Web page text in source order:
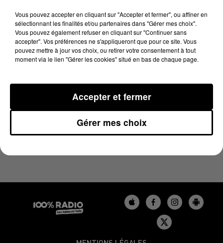
3 juillet 2023 - 4 min 19 sec
LES INFOS DU GERS DU 03/07/2023 À 09H00
Vous pouvez accepter en cliquant sur "Accepter et fermer", ou affiner en
sélectionnant les finalités et/ou partenaires dans "Gérer mes choix".
Vous pouvez également refuser en cliquant sur "Continuer sans
accepter". Vos préférences ne s'appliqueront que pour ce site. Vous
pouvez mettre à jour vos choix, ou retirer votre consentement à tout
moment via le lien "Gérer les cookies" situé en bas de chaque page.
Gérer mes choix
Accepter et fermer